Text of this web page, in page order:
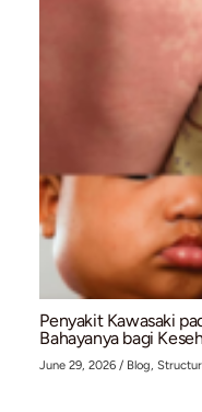
Pacemaker
Gangguan